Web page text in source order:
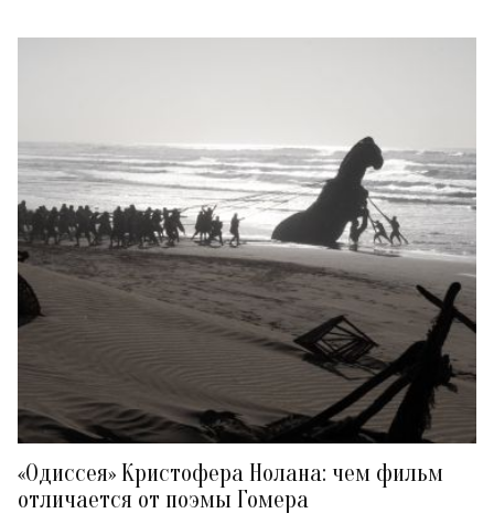
«Одиссея» Кристофера Нолана: чем фильм
отличается от поэмы Гомера